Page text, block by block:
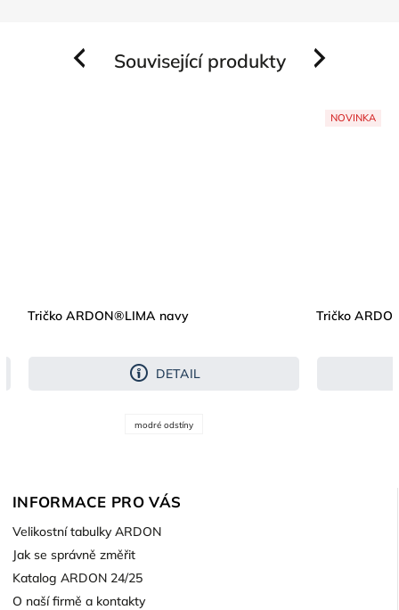
Související produkty
Previous
Tričko ARDON®LIMA navy
DETAIL
modré odstíny
NOVINKA
Tričko
Next
INFORMACE PRO VÁS
Velikostní tabulky ARDON
Jak se správně změřit
Katalog ARDON 24/25
O naší firmě a kontakty